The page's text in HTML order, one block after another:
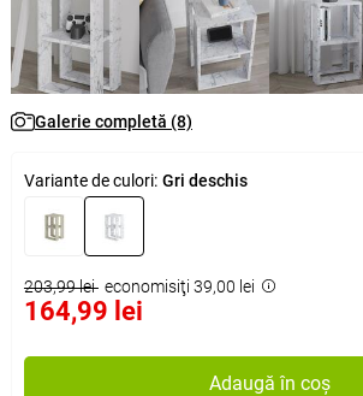
Galerie completă (8)
Variante de culori: Gri deschis
203,99 lei economisiţi 39,00 lei
164,99 lei
Adaugă în coș